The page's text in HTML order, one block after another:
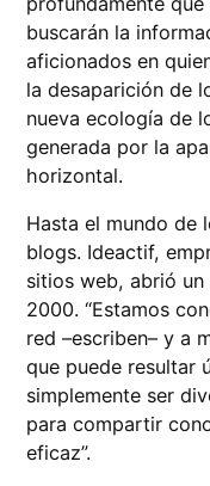
buscarán la
aficionados en
la desaparición de
nueva ecología de
generada por la
horizontal.
Hasta el mundo de
blogs. Ideactif,
sitios web, abrió
2000. “Estamos
red –escriben– y a
que puede resultar
simplemente ser
para compartir
eficaz”.